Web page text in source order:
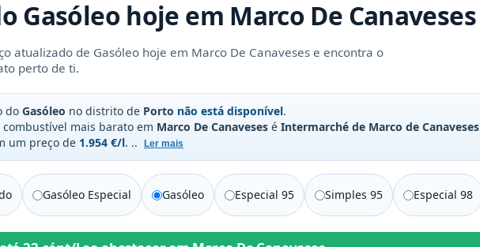
Gasóleohoje em Marco De Canaveses
atualizado de Gasóleo hoje em Marco De Canaveses e encontra o
perto de ti.
do Gasóleo no distrito de Porto não está disponível.
combustível mais barato em Marco De Canaveses é Intermarché de Marco de Canaveses
um preço de 1.954 €/l. .. Ler mais
Gasóleo Especial Gasóleo Especial 95 Simples 95 Especial 98